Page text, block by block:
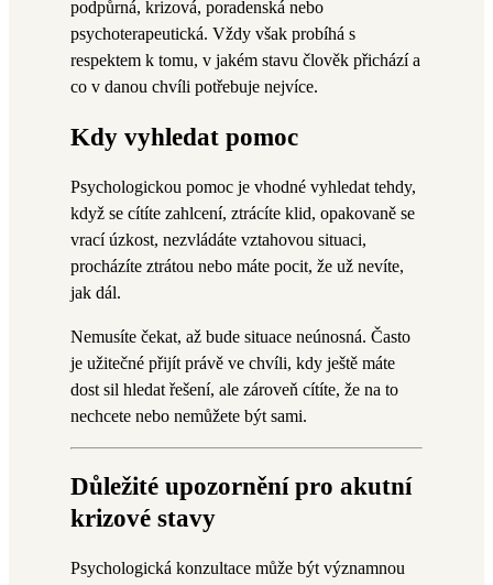
podpůrná, krizová, poradenská nebo
psychoterapeutická. Vždy však probíhá s
respektem k tomu, v jakém stavu člověk přichází a
co v danou chvíli potřebuje nejvíce.
Kdy vyhledat pomoc
Psychologickou pomoc je vhodné vyhledat tehdy,
když se cítíte zahlcení, ztrácíte klid, opakovaně se
vrací úzkost, nezvládáte vztahovou situaci,
procházíte ztrátou nebo máte pocit, že už nevíte,
jak dál.
Nemusíte čekat, až bude situace neúnosná. Často
je užitečné přijít právě ve chvíli, kdy ještě máte
dost sil hledat řešení, ale zároveň cítíte, že na to
nechcete nebo nemůžete být sami.
Důležité upozornění pro akutní
krizové stavy
Psychologická konzultace může být významnou